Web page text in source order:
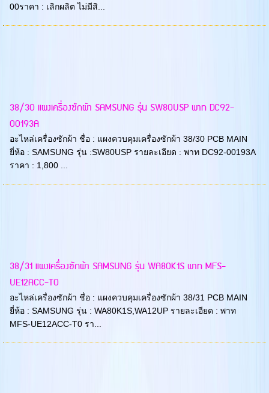
00ราคา : เลิกผลิต ไม่มีสิ...
38/30 แผงเครื่องซักผ้า SAMSUNG รุ่น SW80USP พาท DC92-
00193A
อะไหล่เครื่องซักผ้า ชื่อ : แผงควบคุมเครื่องซักผ้า 38/30 PCB MAIN
ยี่ห้อ : SAMSUNG รุ่น :SW80USP รายละเอียด : พาท DC92-00193A
ราคา : 1,800 ...
38/31 แผงเครื่องซักผ้า SAMSUNG รุ่น WA80K1S พาท MFS-
UE12ACC-T0
อะไหล่เครื่องซักผ้า ชื่อ : แผงควบคุมเครื่องซักผ้า 38/31 PCB MAIN
ยี่ห้อ : SAMSUNG รุ่น : WA80K1S,WA12UP รายละเอียด : พาท
MFS-UE12ACC-T0 รา...